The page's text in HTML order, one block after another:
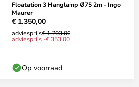
Floatation 3 Hanglamp Ø75 2m - Ingo
Maurer
€ 1.350,00
adviesprijs€ 1.703,00
adviesprijs -€ 353,00
Op voorraad